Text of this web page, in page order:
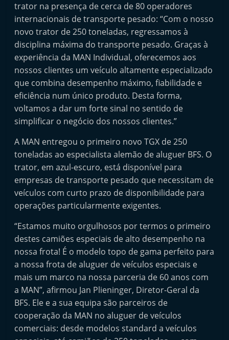
o
r
t
u
a
l
trator na presença de cerca de 80 operadores
internacionais de transporte pesado: “Com o nosso
novo trator de 250 toneladas, regressamos à
disciplina máxima do transporte pesado. Graças à
experiência da MAN Individual, oferecemos aos
nossos clientes um veículo altamente especializado
que combina desempenho máximo, fiabilidade e
eficiência num único produto. Desta forma,
voltamos a dar um forte sinal no sentido de
simplificar o negócio dos nossos clientes.”
A MAN entregou o primeiro novo TGX de 250
toneladas ao especialista alemão de aluguer BFS. O
trator, em azul-escuro, está disponível para
empresas de transporte pesado que necessitam de
veículos com curto prazo de disponibilidade para
operações particularmente exigentes.
“Estamos muito orgulhosos por termos o primeiro
destes camiões especiais de alto desempenho na
nossa frota! É o modelo topo de gama perfeito para
a nossa frota de aluguer de veículos especiais e
mais um marco na nossa parceria de 60 anos com
a MAN”, afirmou Jan Plieninger, Diretor-Geral da
BFS. Ele e a sua equipa são parceiros de
cooperação da MAN no aluguer de veículos
comerciais: desde modelos standard a veículos